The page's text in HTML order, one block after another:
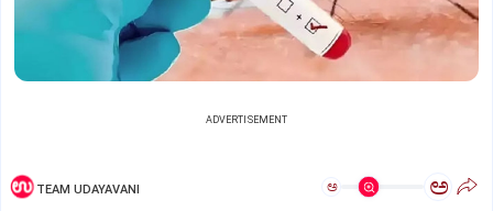
ADVERTISEMENT
TEAM UDAYAVANI ಅ ಅ